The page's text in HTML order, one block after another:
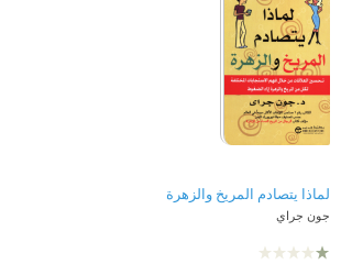
لماذا يتصادم المريخ والزهرة
جون جراي